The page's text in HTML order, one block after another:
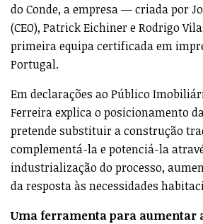
do Conde, a empresa — criada por
(CEO), Patrick Eichiner e Rodrigo
primeira equipa certificada em
Portugal.
Em declarações ao Público
Ferreira explica o posicionamento
pretende substituir a construção
complementá-la e potenciá-la
industrialização do processo,
da resposta às necessidades
Uma ferramenta para aumentar